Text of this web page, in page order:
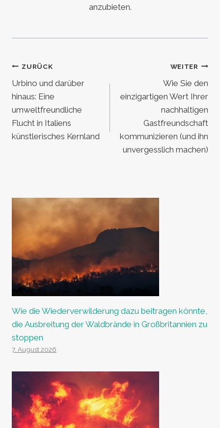
anzubieten.
Beitragsnavigation
ZURÜCK
Urbino und darüber
hinaus: Eine
umweltfreundliche
Flucht in Italiens
künstlerisches Kernland
WEITER
Wie Sie den
einzigartigen Wert Ihrer
nachhaltigen
Gastfreundschaft
kommunizieren (und ihn
unvergesslich machen)
Wie die Wiederverwilderung dazu beitragen könnte,
die Ausbreitung der Waldbrände in Großbritannien zu
stoppen
7. August 2026